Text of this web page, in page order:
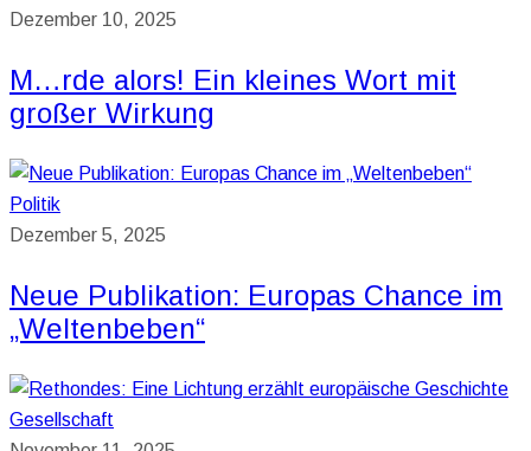
Dezember 10, 2025
M…rde alors! Ein kleines Wort mit
großer Wirkung
Politik
Dezember 5, 2025
Neue Publikation: Europas Chance im
„Weltenbeben“
Gesellschaft